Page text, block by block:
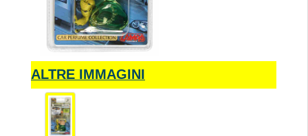
ALTRE IMMAGINI